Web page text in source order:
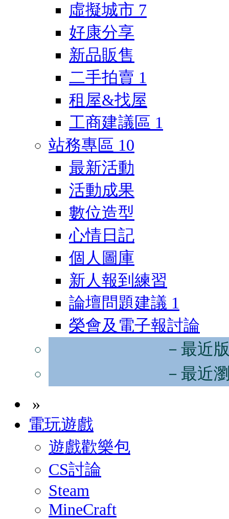
虛擬城市 7
好康分享
新品販售
二手拍賣 1
租屋&找屋
工商建議區 1
站務專區 10
最新活動
活動成果
數位造型
心情日記
個人圖庫
新人報到練習
論壇問題建議 1
榮會及電子報討論
－最近
－最近
»
電玩遊戲
遊戲歡樂包
CS討論
Steam
MineCraft